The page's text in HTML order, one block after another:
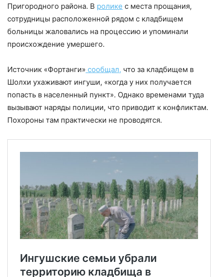
Пригородного района. В ролике с места прощания,
сотрудницы расположенной рядом с кладбищем
больницы жаловались на процессию и упоминали
происхождение умершего.
Источник «Фортанги» сообщал, что за кладбищем в
Шолхи ухаживают ингуши, «когда у них получается
попасть в населенный пункт». Однако временами туда
вызывают наряды полиции, что приводит к конфликтам.
Похороны там практически не проводятся.